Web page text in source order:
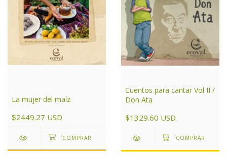
La mujer del maíz
$2449.27 USD
Cuentos para cantar Vol II /
Don Ata
$1329.60 USD